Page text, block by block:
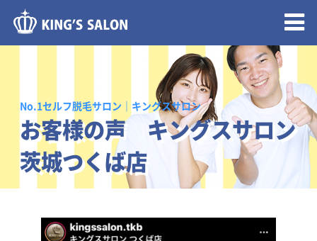
No.1セルフ脱毛サロン｜キングスサロン
お客様の声 キングスサロン
茨城つくば店